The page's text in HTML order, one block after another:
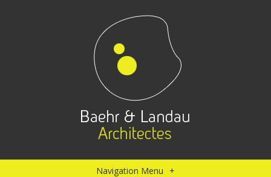
Navigation Menu +